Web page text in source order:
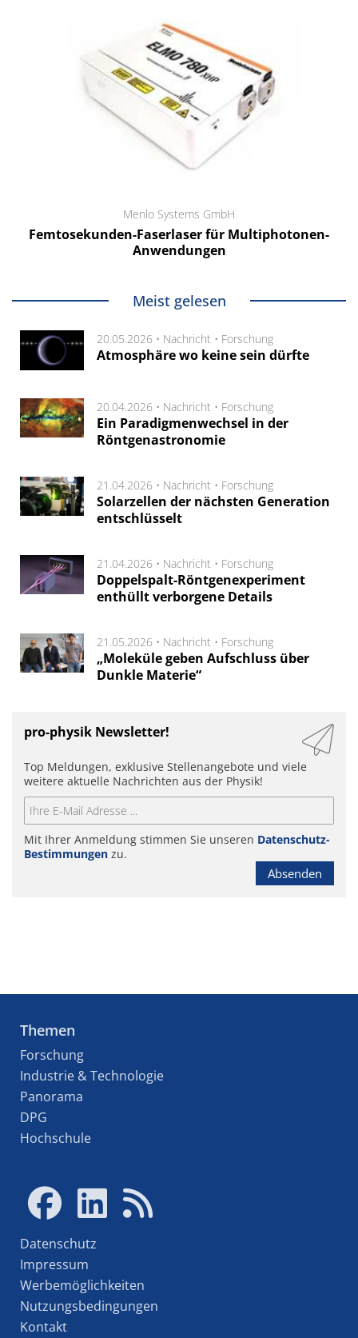
Menlo Systems GmbH
Femtosekunden-Faserlaser für Multiphotonen-
Anwendungen
Meist gelesen
20.05.2026 • Nachricht • Forschung
Atmosphäre wo keine sein dürfte
20.04.2026 • Nachricht • Forschung
Ein Paradigmenwechsel in der
Röntgenastronomie
21.04.2026 • Nachricht • Forschung
Solarzellen der nächsten Generation
entschlüsselt
21.04.2026 • Nachricht • Forschung
Doppelspalt-Röntgenexperiment
enthüllt verborgene Details
21.05.2026 • Nachricht • Forschung
„Moleküle geben Aufschluss über
Dunkle Materie“
pro-physik Newsletter!
Top Meldungen, exklusive Stellenangebote und viele
weitere aktuelle Nachrichten aus der Physik!
Mit Ihrer Anmeldung stimmen Sie unseren Datenschutz-
Bestimmungen zu.
Absenden
Themen
Forschung
Industrie & Technologie
Panorama
DPG
Hochschule
Datenschutz
Impressum
Werbemöglichkeiten
Nutzungsbedingungen
Kontakt